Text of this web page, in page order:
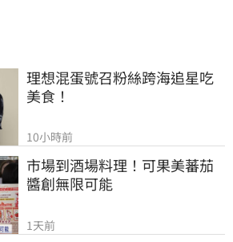
理想混蛋號召粉絲跨海追星吃
美食！
10小時前
市場到酒場料理！可果美蕃茄
醬創無限可能
1天前